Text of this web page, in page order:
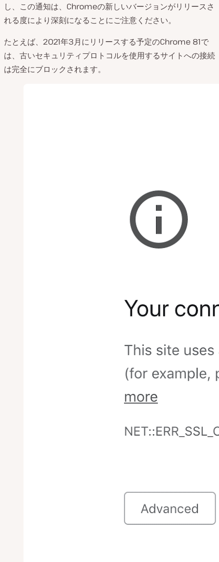
し、この通知は、Chromeの新しいバージョンがリリースさ
れる度により深刻になることにご注意ください。
たとえば、2021年3月にリリースする予定のChrome 81で
は、古いセキュリティプロトコルを使用するサイトへの接続
は完全にブロックされます。